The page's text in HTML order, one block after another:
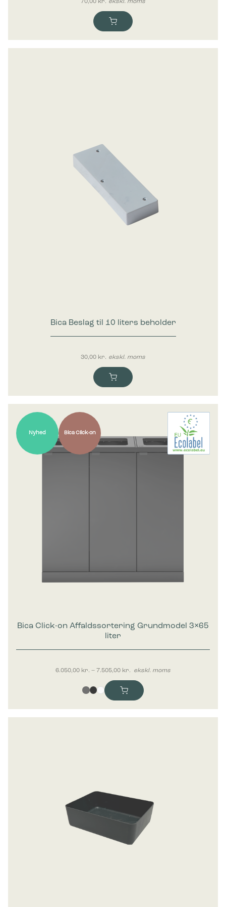
70,00 kr. ekskl. moms
Bica Beslag til 10 liters beholder
30,00 kr. ekskl. moms
Nyhed Bica Click-on
Bica Click-on Affaldssortering Grundmodel 3×65
liter
6.050,00 kr. – 7.505,00 kr.Prisinterval: 6.050,00 kr. til
ekskl. moms